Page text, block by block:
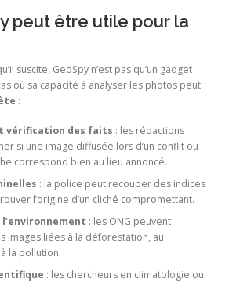
peut être utile pour la
suscite, GeoSpy n’est pas qu’un gadget
où sa capacité à analyser les photos peut
:
vérification des faits : les rédactions
si une image diffusée lors d’un conflit ou
correspond bien au lieu annoncé.
: la police peut recouper des indices
l’origine d’un cliché compromettant.
: les ONG peuvent
images liées à la déforestation, au
la pollution.
: les chercheurs en climatologie ou